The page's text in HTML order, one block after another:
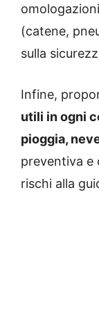
(catene,
sulla
Infine,
utili in ogni
pioggia,
preventiva e
rischi alla